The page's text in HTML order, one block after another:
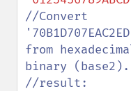
//Convert
from
binary (base2).
//result: